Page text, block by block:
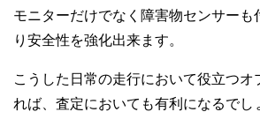
モニターだけでなく障害物センサーも
り安全性を強化出来ます。
こうした日常の走行において役立つオ
れば、査定においても有利になるでし